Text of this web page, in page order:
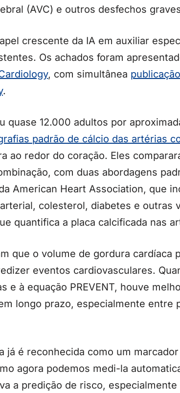
(AVC) e outros desfechos
crescente da IA em auxiliar
Os achados foram
, com simultânea
.
quase 12.000 adultos por
padrão de cálcio das artérias
ao redor do coração. Eles
com duas abordagens
American Heart Association, que
colesterol, diabetes e outras
quantifica a placa calcificada nas
que o volume de gordura cardíaca
eventos cardiovasculares.
e à equação PREVENT, houve
longo prazo, especialmente entre
já é reconhecida como um
agora podemos medi-la
a predição de risco,